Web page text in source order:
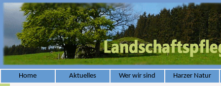
Home Aktuelles Wer wir sind Harzer Natur